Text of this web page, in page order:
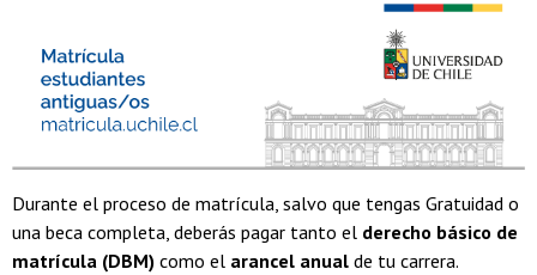
Durante el proceso de matrícula, salvo que tengas Gratuidad o
una beca completa, deberás pagar tanto el derecho básico de
matrícula (DBM) como el arancel anual de tu carrera.